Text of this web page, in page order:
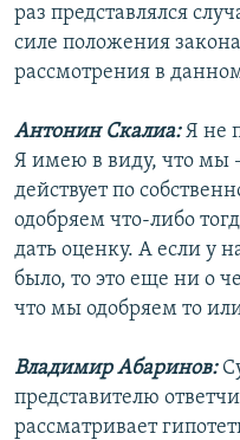
раз представлялся
силе положения
рассмотрения в
Антонин Скалиа:Я не
Я имею в виду, что мы
действует по
одобряем что-либо
дать оценку. А если у
было, то это еще ни о
что мы одобряем то
Владимир Абаринов:
представителю
рассматривает